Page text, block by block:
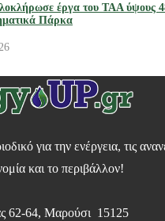
έργα του ΤΑΑ ύψους
Πάρκα
για την ενέργεια, τις
και το περιβάλλον!
62-64, Μαρούσι 15125